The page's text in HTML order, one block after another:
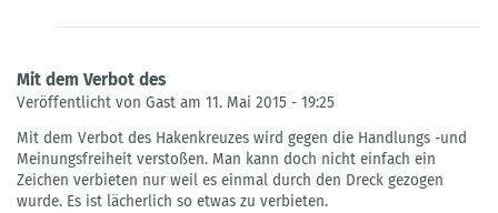
Mit dem Verbot des
Veröffentlicht von Gast am 11. Mai 2015 - 19:25
Mit dem Verbot des Hakenkreuzes wird gegen die Handlungs -und
Meinungsfreiheit verstoßen. Man kann doch nicht einfach ein
Zeichen verbieten nur weil es einmal durch den Dreck gezogen
wurde. Es ist lächerlich so etwas zu verbieten.